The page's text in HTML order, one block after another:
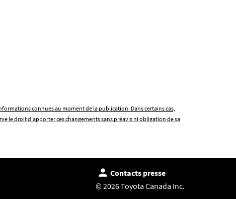
connues au moment de la publication. Dans certains cas,
le droit d’apporter ces changements sans préavis ni obligation de sa
Contacts presse
© 2026 Toyota Canada Inc.